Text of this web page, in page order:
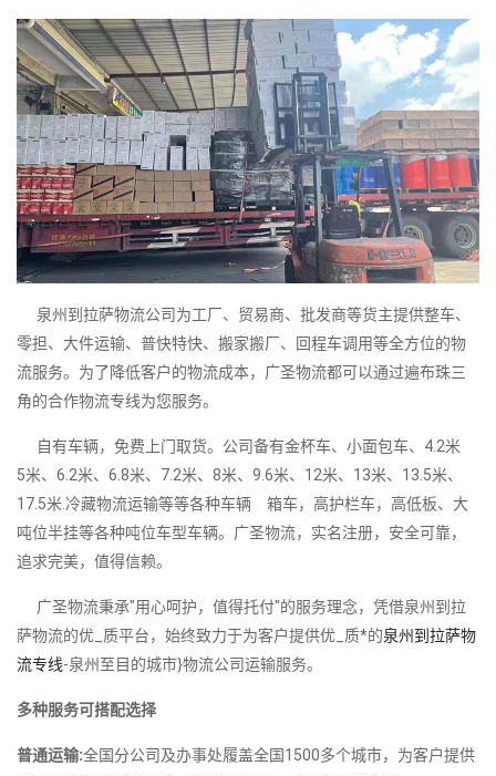
泉州到拉萨物流公司为工厂、贸易商、批发商等货主提供整车、
零担、大件运输、普快特快、搬家搬厂、回程车调用等全方位的物
流服务。为了降低客户的物流成本，广圣物流都可以通过遍布珠三
角的合作物流专线为您服务。
自有车辆，免费上门取货。公司备有金杯车、小面包车、4.2米
5米、6.2米、6.8米、7.2米、8米、9.6米、12米、13米、13.5米、
17.5米.冷藏物流运输等等各种车辆 箱车，高护栏车，高低板、大
吨位半挂等各种吨位车型车辆。广圣物流，实名注册，安全可靠，
追求完美，值得信赖。
广圣物流秉承"用心呵护，值得托付"的服务理念，凭借泉州到拉
萨物流的优_质平台，始终致力于为客户提供优_质*的泉州到拉萨物
流专线-泉州至目的城市}物流公司运输服务。
多种服务可搭配选择
普通运输:全国分公司及办事处履盖全国1500多个城市，为客户提供